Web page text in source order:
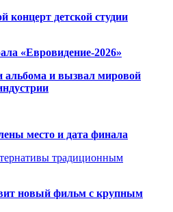
детской студии
«Евровидение-2026»
альбома и вызвал мировой
место и дата финала
традиционным
новый фильм с крупным